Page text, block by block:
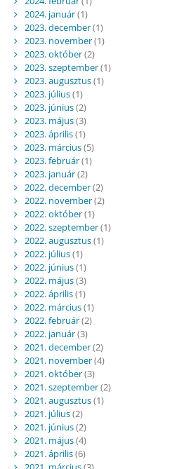
2024. január(1)
2023. december(1)
2023. november(1)
2023. október(2)
2023. szeptember(1)
2023. augusztus(1)
2023. július(1)
2023. június(2)
2023. május(3)
2023. április(1)
2023. március(5)
2023. február(1)
2023. január(2)
2022. december(2)
2022. november(2)
2022. október(1)
2022. szeptember(1)
2022. augusztus(1)
2022. július(1)
2022. június(1)
2022. május(3)
2022. április(1)
2022. március(1)
2022. február(2)
2022. január(3)
2021. december(2)
2021. november(4)
2021. október(3)
2021. szeptember(2)
2021. augusztus(1)
2021. július(2)
2021. június(2)
2021. május(4)
2021. április(6)